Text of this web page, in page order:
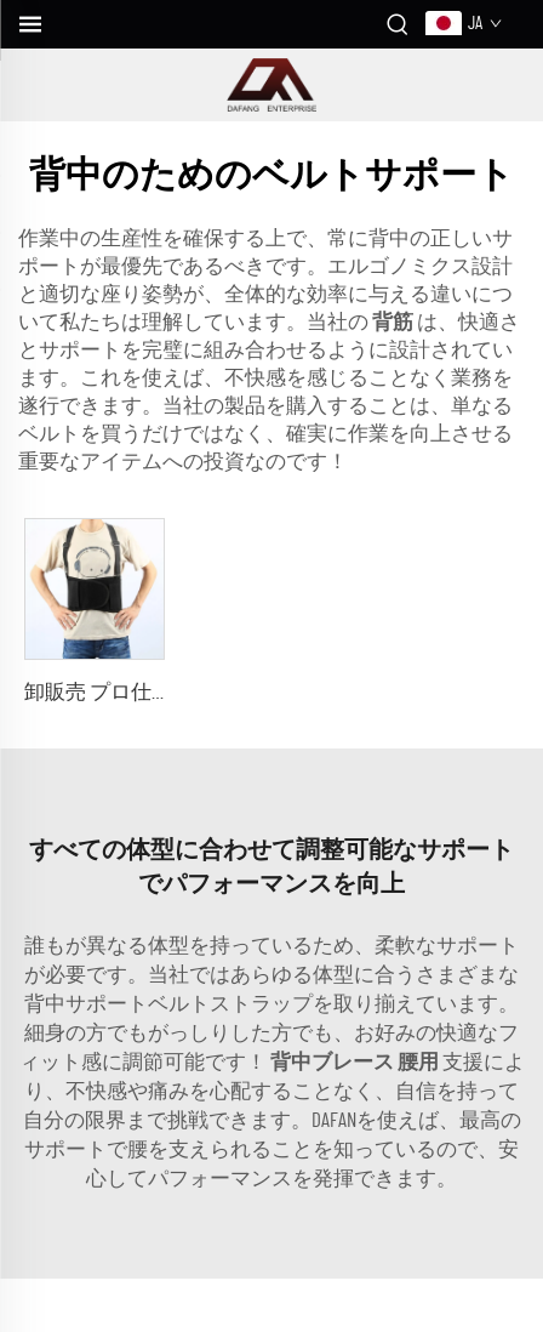
JA
背中のためのベルトサポート
作業中の生産性を確保する上で、常に背中の正しいサ
ポートが最優先であるべきです。エルゴノミクス設計
と適切な座り姿勢が、全体的な効率に与える違いにつ
いて私たちは理解しています。当社の背筋 は、快適さ
とサポートを完璧に組み合わせるように設計されてい
ます。これを使えば、不快感を感じることなく業務を
遂行できます。当社の製品を購入することは、単なる
ベルトを買うだけではなく、確実に作業を向上させる
重要なアイテムへの投資なのです！
すべての体型に合わせて調整可能なサポート
でパフォーマンスを向上
誰もが異なる体型を持っているため、柔軟なサポート
が必要です。当社ではあらゆる体型に合うさまざまな
背中サポートベルトストラップを取り揃えています。
細身の方でもがっしりした方でも、お好みの快適なフ
ィット感に調節可能です！ 背中ブレース 腰用 支援によ
り、不快感や痛みを心配することなく、自信を持って
自分の限界まで挑戦できます。DAFANを使えば、最高の
サポートで腰を支えられることを知っているので、安
心してパフォーマンスを発揮できます。